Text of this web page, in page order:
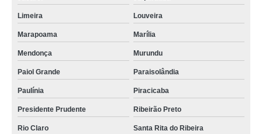
Limeira Louveira
Marapoama Marília
Mendonça Murundu
Paiol Grande Paraisolândia
Paulínia Piracicaba
Presidente Prudente Ribeirão Preto
Rio Claro Santa Rita do Ribeira